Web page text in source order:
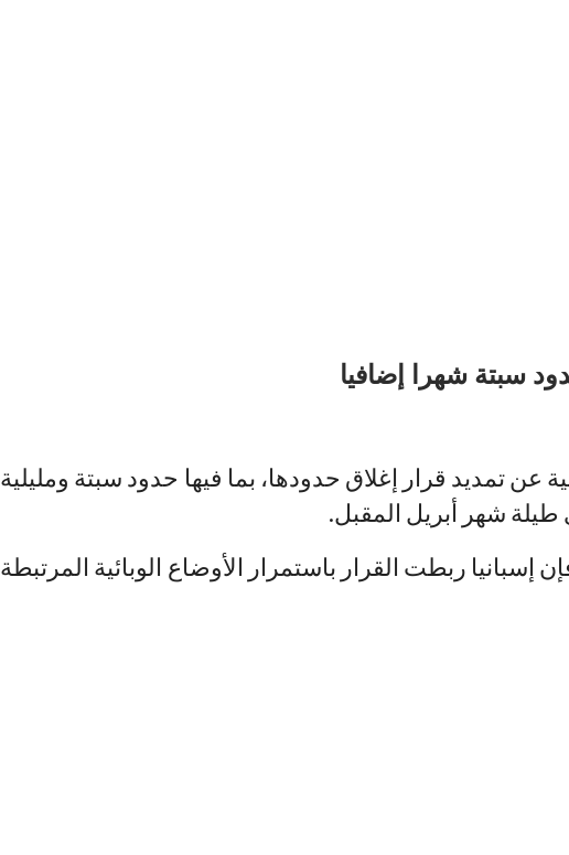
سبتة شهرا إضافيا
عن تمديد قرار إغلاق حدودها، بما فيها حدود سبتة ومليلية
طيلة شهر أبريل المقبل.
إسبانيا ربطت القرار باستمرار الأوضاع الوبائية المرتبطة